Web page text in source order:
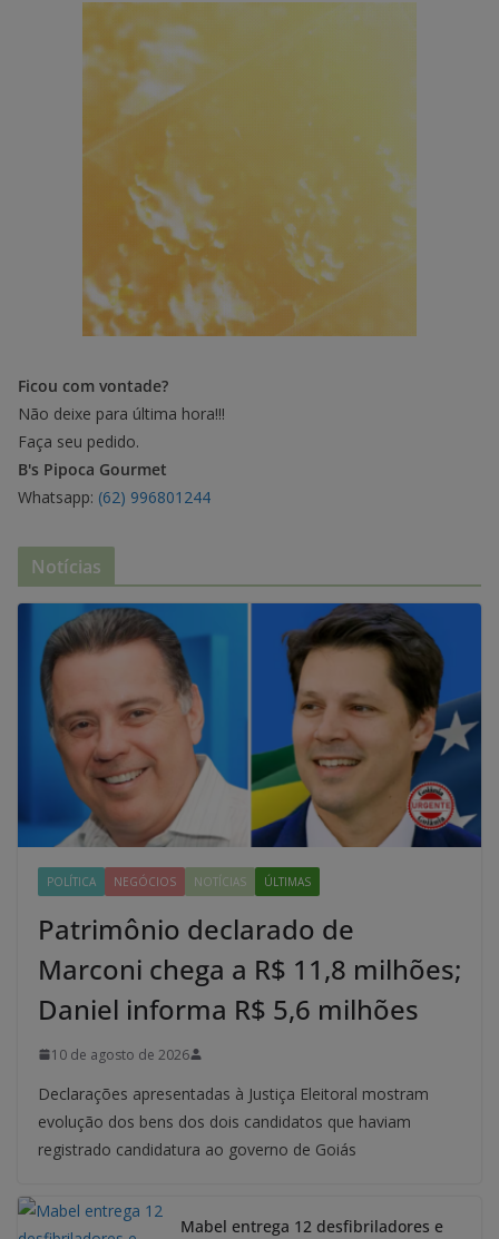
Ficou com vontade?
Não deixe para última hora!!!
Faça seu pedido.
B's Pipoca Gourmet
Whatsapp: (62) 996801244
Notícias
POLÍTICA NEGÓCIOS NOTÍCIAS ÚLTIMAS
Patrimônio declarado de
Marconi chega a R$ 11,8 milhões;
Daniel informa R$ 5,6 milhões
10 de agosto de 2026
Declarações apresentadas à Justiça Eleitoral mostram
evolução dos bens dos dois candidatos que haviam
registrado candidatura ao governo de Goiás
Mabel entrega 12 desfibriladores e